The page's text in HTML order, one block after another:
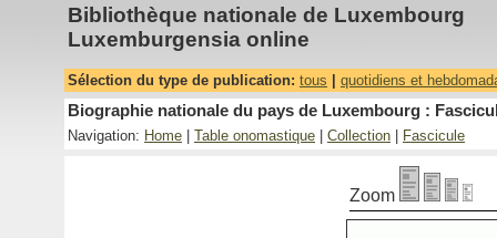
Bibliothèque nationale de Luxembourg
Luxemburgensia online
Sélection du type de publication: tous quotidiens et
Biographie nationale du pays de Luxembourg :
Navigation: Home Table onomastique Collection Fascicule
Zoom